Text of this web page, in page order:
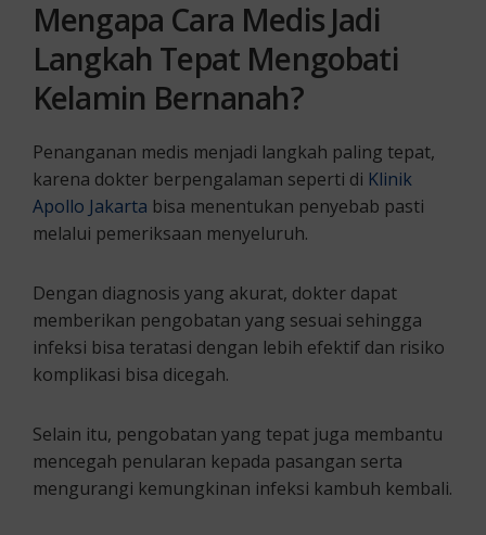
Mengapa Cara Medis Jadi
Langkah Tepat Mengobati
Kelamin Bernanah?
Penanganan medis menjadi langkah paling tepat,
karena dokter berpengalaman seperti di Klinik
Apollo Jakarta bisa menentukan penyebab pasti
melalui pemeriksaan menyeluruh.
Dengan diagnosis yang akurat, dokter dapat
memberikan pengobatan yang sesuai sehingga
infeksi bisa teratasi dengan lebih efektif dan risiko
komplikasi bisa dicegah.
Selain itu, pengobatan yang tepat juga membantu
mencegah penularan kepada pasangan serta
mengurangi kemungkinan infeksi kambuh kembali.